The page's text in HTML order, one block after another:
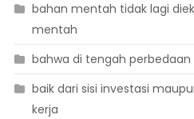
bahan mentah tidak lagi
mentah
bahwa di tengah perbedaan
baik dari sisi investasi
kerja